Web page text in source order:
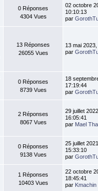
0 Réponses
4304 Vues
02 octobre
10:10:13
par
13 Réponses
26055 Vues
13 mai
par
0 Réponses
8739 Vues
18
17:19:44
par
2 Réponses
8067 Vues
29 juillet
16:05:41
par Mael
0 Réponses
9138 Vues
25 juillet
15:33:10
par
1 Réponses
10403 Vues
22 octobre
18:45:41
par Kmachin